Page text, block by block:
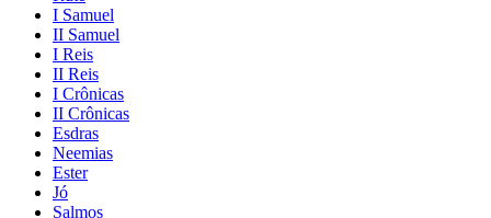
I Samuel
II Samuel
I Reis
II Reis
I Crônicas
II Crônicas
Esdras
Neemias
Ester
Jó
Salmos